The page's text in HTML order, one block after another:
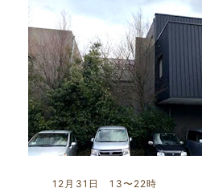
12月31日 13〜22時